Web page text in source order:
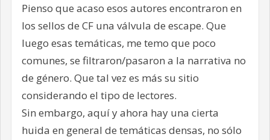
Pienso que acaso esos autores encontraron en
los sellos de CF una válvula de escape. Que
luego esas temáticas, me temo que poco
comunes, se filtraron/pasaron a la narrativa no
de género. Que tal vez es más su sitio
considerando el tipo de lectores.
Sin embargo, aquí y ahora hay una cierta
huida en general de temáticas densas, no sólo